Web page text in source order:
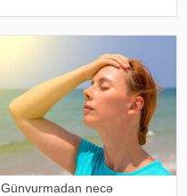
Epidemiologiya və Mikrobiologiya
Günvurmadan necə